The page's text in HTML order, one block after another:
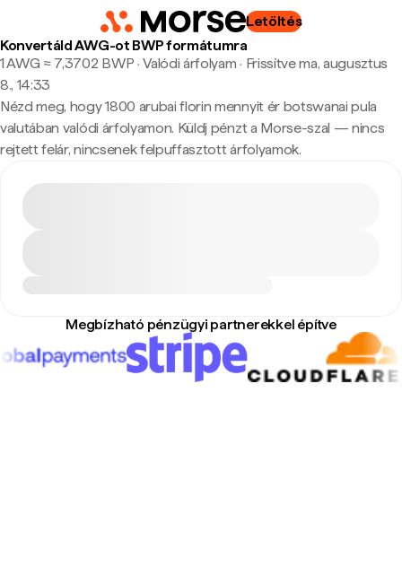
Letöltés
Konvertáld AWG-ot BWP formátumra
1 AWG ≈ 7,3702 BWP · Valódi árfolyam · Frissítve ma, augusztus
8., 14:33
Nézd meg, hogy 1800 arubai florin mennyit ér botswanai pula
valutában valódi árfolyamon. Küldj pénzt a Morse-szal — nincs
rejtett felár, nincsenek felpuffasztott árfolyamok.
Megbízható pénzügyi partnerekkel építve